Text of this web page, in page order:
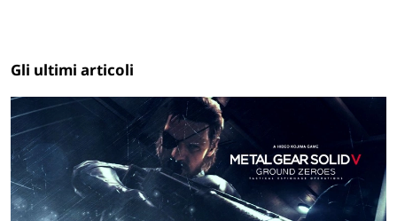
Gli ultimi articoli